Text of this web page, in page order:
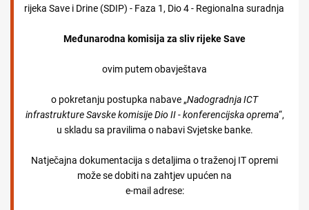
rijeka Save i Drine (SDIP) - Faza 1, Dio 4 - Regionalna suradnja
Međunarodna komisija za sliv rijeke Save
ovim putem obavještava
o pokretanju postupka nabave „Nadogradnja ICT
infrastrukture Savske komisije Dio II - konferencijska oprema“,
u skladu sa pravilima o nabavi Svjetske banke.
Natječajna dokumentacija s detaljima o traženoj IT opremi
može se dobiti na zahtjev upućen na
e-mail adrese: